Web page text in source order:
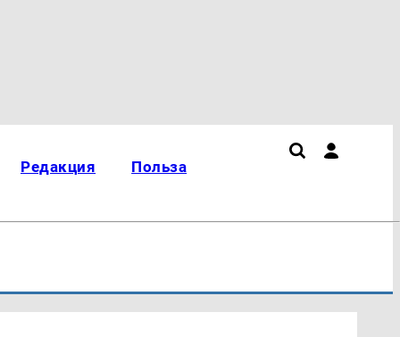
Редакция Польза